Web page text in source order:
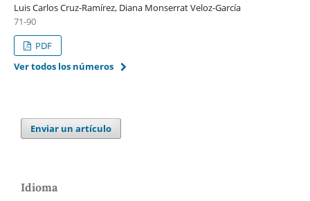
Luis Carlos Cruz-Ramírez, Diana Monserrat Veloz-García
71-90
PDF
Ver todos los números
Enviar un artículo
Idioma